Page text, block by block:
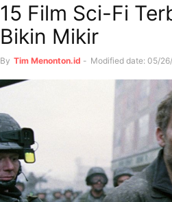
15 Film Sci-Fi
Bikin Mikir
By Tim Menonton.id - Modified date: 05/